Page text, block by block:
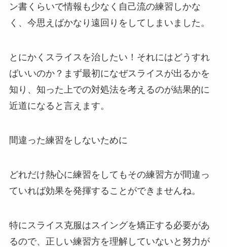
ン書くらいで情報も少なく自己流の練習しかな
く、今思えばかなり遠回りをしてしまいました。
とにかくスライスを治したい！それにはどうすれ
ばいいのか？まず最初になぜスライスが出るかを
知り、知った上での対処法を考えるのが結果的に
近道になると言えます。
間違った練習をしないために
どれだけ熱心に練習をしてもその練習方が間違っ
ていれば効果を発揮することができませんね。
特にスライス克服はスイングを矯正する必要があ
るので、正しい練習方を理解していないと努力が